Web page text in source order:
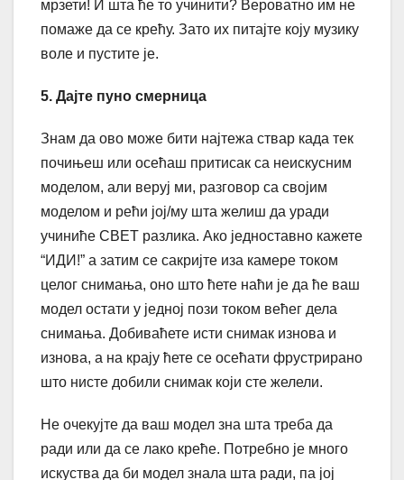
мрзети! И шта ће то учинити? Вероватно им не
помаже да се крећу. Зато их питајте коју музику
воле и пустите је.
5. Дајте пуно смерница
Знам да ово може бити најтежа ствар када тек
почињеш или осећаш притисак са неискусним
моделом, али веруј ми, разговор са својим
моделом и рећи јој/му шта желиш да уради
учиниће СВЕТ разлика. Ако једноставно кажете
“ИДИ!” а затим се сакријте иза камере током
целог снимања, оно што ћете наћи је да ће ваш
модел остати у једној пози током већег дела
снимања. Добиваћете исти снимак изнова и
изнова, а на крају ћете се осећати фрустрирано
што нисте добили снимак који сте желели.
Не очекујте да ваш модел зна шта треба да
ради или да се лако креће. Потребно је много
искуства да би модел знала шта ради, па јој